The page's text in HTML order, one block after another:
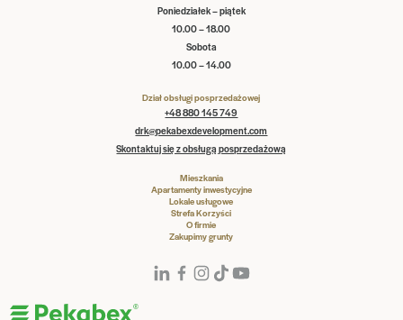
Mieszkania
Apartamenty inwestycyjne
Lokale usługowe
Strefa Korzyści
O firmie
Zakupimy grunty
Poniedziałek – piątek
10.00 – 18.00
Sobota
10.00 – 14.00
Dział obsługi posprzedażowej
+48 880 145 749
drk@pekabexdevelopment.com
Skontaktuj się z obsługą posprzedażową